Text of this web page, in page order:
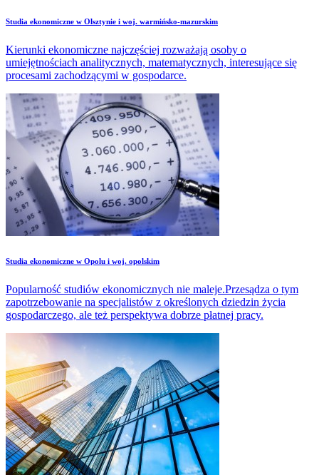
Studia ekonomiczne w Olsztynie i woj. warmińsko-mazurskim
Kierunki ekonomiczne najczęściej rozważają osoby o
umiejętnościach analitycznych, matematycznych, interesujące się
procesami zachodzącymi w gospodarce.
Studia ekonomiczne w Opolu i woj. opolskim
Popularność studiów ekonomicznych nie maleje.Przesądza o tym
zapotrzebowanie na specjalistów z określonych dziedzin życia
gospodarczego, ale też perspektywa dobrze płatnej pracy.